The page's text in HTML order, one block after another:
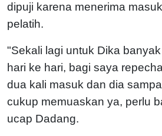
dipuji karena menerima
pelatih.
"Sekali lagi untuk Dika
hari ke hari, bagi saya
dua kali masuk dan dia
cukup memuaskan ya, perlu
ucap Dadang.